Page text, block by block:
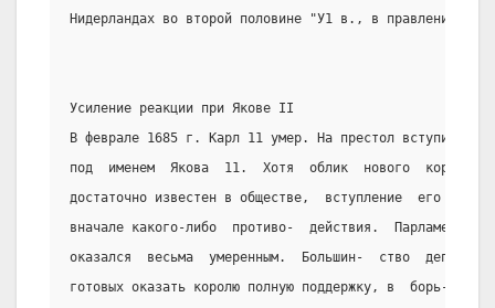
Нидерландах во второй половине "У1 в., в правление
Усиление реакции при Якове II
В феврале 1685 г. Карл 11 умер. На престол вступил его
под  именем  Якова  11.  Хотя  облик  нового  короля
достаточно известен в обществе,  вступление  его  на
вначале какого-либо  противо-  действия.  Парламент,
оказался  весьма  умеренным.  Большин-  ство
готовых оказать королю полную поддержку, в  борь-  бе